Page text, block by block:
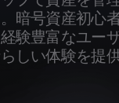
暗号資産初心
験豊富なユー
しい体験を提